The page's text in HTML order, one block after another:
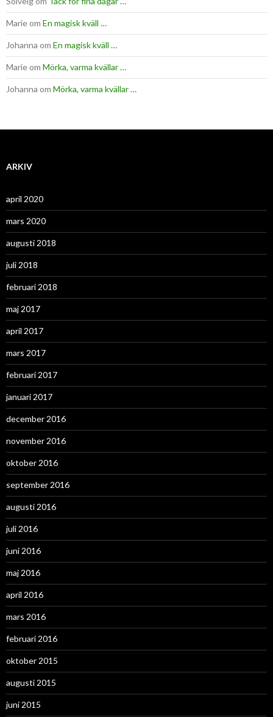
Marieom En magisk kväll …
Johanna om En magisk kväll …
Marieom Mörka, varma kvällar …
Johanna om Mörka, varma kvällar …
ARKIV
april 2020
mars 2020
augusti 2018
juli 2018
februari 2018
maj 2017
april 2017
mars 2017
februari 2017
januari 2017
december 2016
november 2016
oktober 2016
september 2016
augusti 2016
juli 2016
juni 2016
maj 2016
april 2016
mars 2016
februari 2016
oktober 2015
augusti 2015
juni 2015